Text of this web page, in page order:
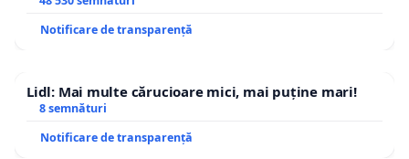
Notificare de transparență
Lidl: Mai multe cărucioare mici, mai puține mari!
8 semnături
Notificare de transparență